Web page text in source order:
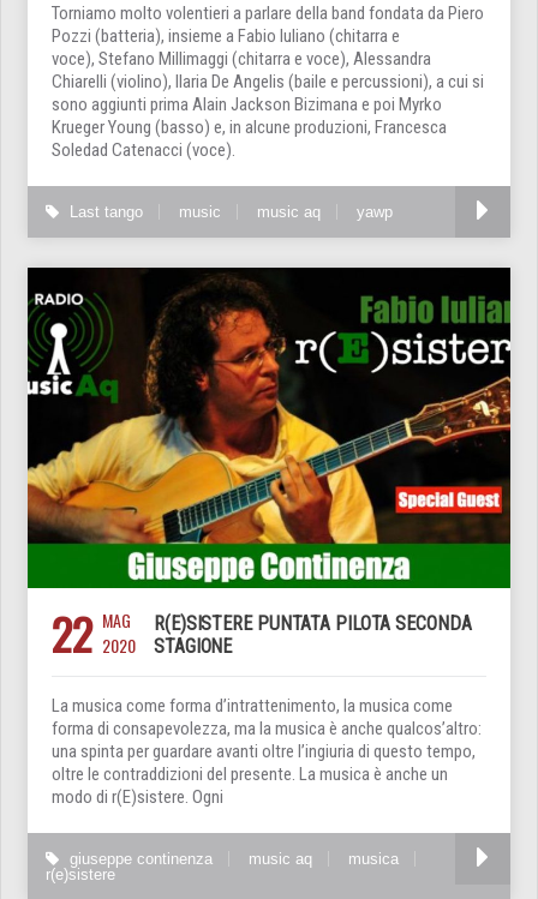
Torniamo molto volentieri a parlare della band fondata da Piero
Pozzi (batteria), insieme a Fabio Iuliano (chitarra e
voce), Stefano Millimaggi (chitarra e voce), Alessandra
Chiarelli (violino), Ilaria De Angelis (baile e percussioni), a cui si
sono aggiunti prima Alain Jackson Bizimana e poi Myrko
Krueger Young (basso) e, in alcune produzioni, Francesca
Soledad Catenacci (voce).
Last tango music music aq yawp
22 MAG
2020
R(E)SISTERE PUNTATA PILOTA SECONDA
STAGIONE
La musica come forma d’intrattenimento, la musica come
forma di consapevolezza, ma la musica è anche qualcos’altro:
una spinta per guardare avanti oltre l’ingiuria di questo tempo,
oltre le contraddizioni del presente. La musica è anche un
modo di r(E)sistere. Ogni
giuseppe continenza music aq
musica
r(e)sistere